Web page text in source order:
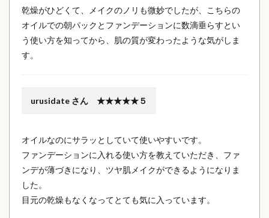
乾燥がひどくて、メイクのノリも微妙でしたが、こちらの
オイルでの朝パックとファンデーションに数滴垂らすとい
う使い方を知ってから、肌の質が変わったような気がしま
す。
urusidate さん ★★★★★５
オイルなのにサラッとしていて使いやすいです。
ファンデーションに入れる使い方を教えていただき、ファ
ンデが薄づきになり、ツヤ肌メイクができるようになりま
した。
目元の乾燥もなくなってとても気に入っています。